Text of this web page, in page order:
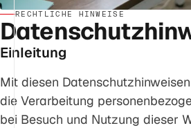
RECHTLICHE HINWEISE
Einleitung
Mit diesen
die Verarbeitung
bei Besuch und Nutzung dieser